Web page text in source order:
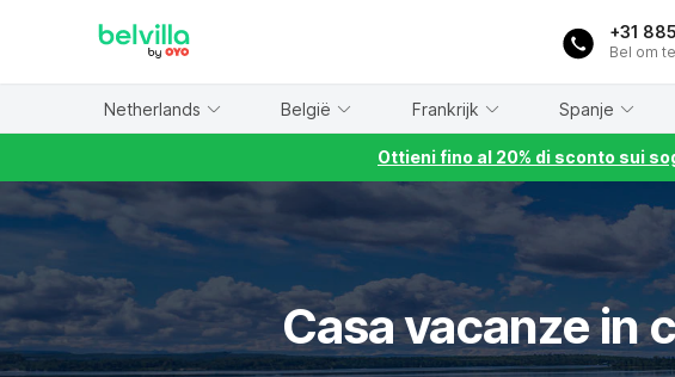
+31
Bel om
Netherlands België Frankrijk Spanje
Ottieni fino al 20% di sconto sui
Casa vacanze in